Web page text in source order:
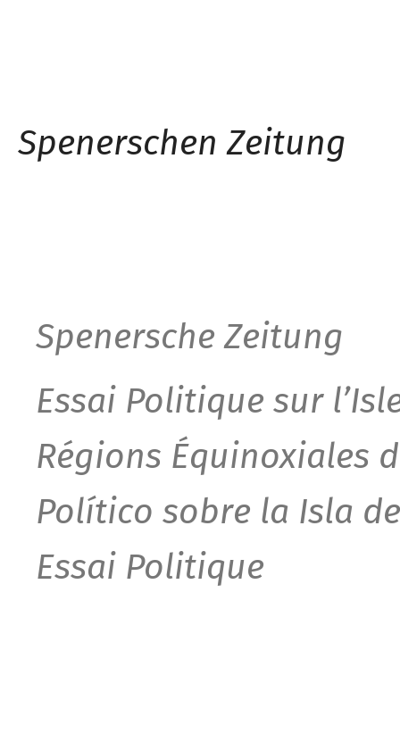
Spenerschen Zeitung
Spenersche Zeitung
Essai Politique sur
Régions Équinoxiales
Político sobre la Isla
Essai Politique